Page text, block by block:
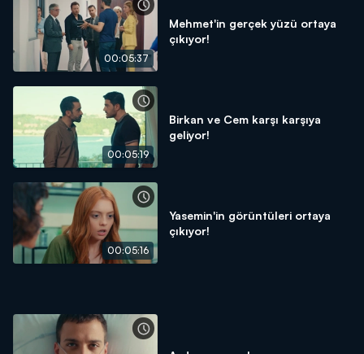
00:05:37
Mehmet'in gerçek yüzü ortaya
çıkıyor!
00:05:19
Birkan ve Cem karşı karşıya
geliyor!
00:05:16
Yasemin'in görüntüleri ortaya
çıkıyor!